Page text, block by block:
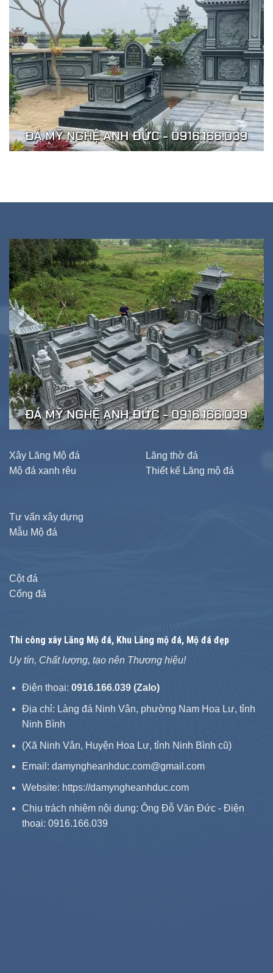
Xây Lăng Mộ đá
Mộ đá xanh rêu
Lăng thờ đá
Thiết kế Lăng mộ đá
Tư vấn xây dựng
Mẫu Mộ đá
Cột đá
Cổng đá
Thi công xây Lăng Mộ đá, Khu Lăng mộ đá, Mộ đá đẹp
Uy tín, Chất lượng, tạo nên Thương hiệu!
Điện thoại: 0916.166.039 (Zalo)
Địa chỉ: Làng đá Ninh Vân, phường Nam Hoa Lư, tỉnh
Ninh Bình
(Xã Ninh Vân, Huyện Hoa Lư, tỉnh Ninh Bình cũ)
Email: damyngheanhduc.com@gmail.com
Website: https://damyngheanhduc.com
Chịu trách nhiệm nội dung: Ông Đỗ Văn Đức - Điện
thoại: 0916.166.039